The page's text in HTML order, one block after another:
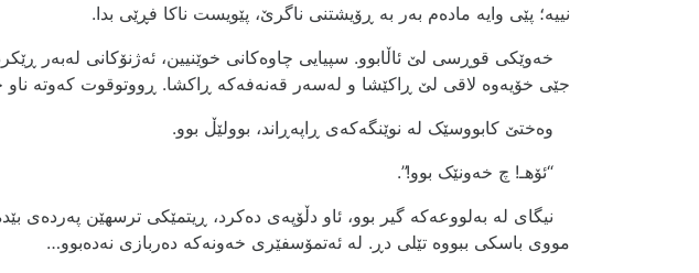
نییە؛ پێی وایە مادەم بەر بە ڕۆیشتنی ناگرێ، پێویست ناکا فڕێی بدا.
خەوێکی قوڕسی لێ ئاڵابوو. سپیایی چاوەکانی خوێنیین، ئەژنۆکانی لەبەر
جێی خۆیەوە لاقی لێ ڕاکێشا و لەسەر قەنەفەکە ڕاکشا. ڕووتوقوت کەوتە ناو
وەختێ کابووسێک لە نوێنگەکەی ڕاپەڕاند، بوولێڵ بوو.
“ئۆھـ! چ خەونێک بوو!”.
نیگای لە بەلووعەکە گیر بوو، ئاو دڵۆپەی دەکرد، ڕیتمێکی ترسھێن پەردەی
مووی باسکی ببووە تێلی دڕ. لە ئەتمۆسفێری خەونەکە دەربازی نەدەبوو…